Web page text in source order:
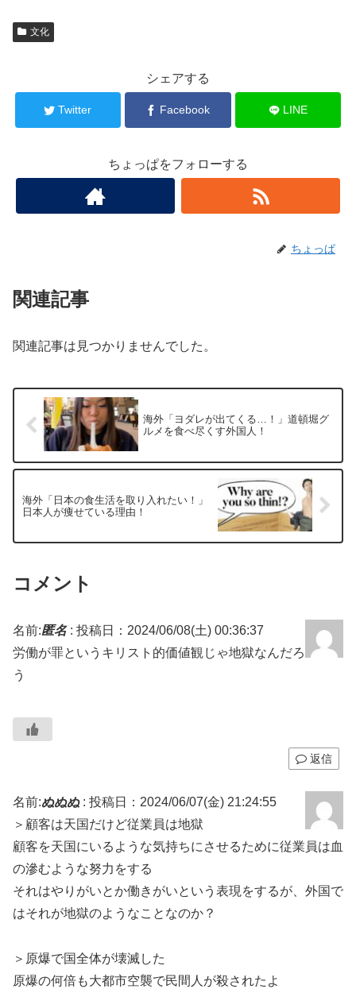
文化
シェアする
Twitter Facebook LINE
ちょっぱをフォローする
ちょっぱ
関連記事
関連記事は見つかりませんでした。
海外「ヨダレが出てくる…！」道頓堀グ
ルメを食べ尽くす外国人！
海外「日本の食生活を取り入れたい！」
日本人が痩せている理由！
コメント
名前:匿名: 投稿日：2024/06/08(土) 00:36:37
労働が罪というキリスト的価値観じゃ地獄なんだろ
う
返信
名前:ぬぬぬ: 投稿日：2024/06/07(金) 21:24:55
＞顧客は天国だけど従業員は地獄
顧客を天国にいるような気持ちにさせるために従業員は血
の滲むような努力をする
それはやりがいとか働きがいという表現をするが、外国で
はそれが地獄のようなことなのか？
＞原爆で国全体が壊滅した
原爆の何倍も大都市空襲で民間人が殺されたよ